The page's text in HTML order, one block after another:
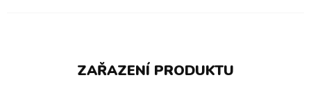
ZAŘAZENÍ PRODUKTU